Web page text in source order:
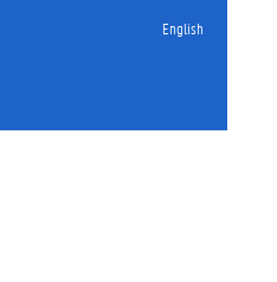
English